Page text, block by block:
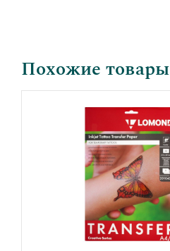
Похожие товары